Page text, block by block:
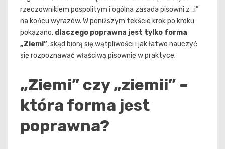
rzeczownikiem pospolitym i ogólna zasada pisowni z „i”
na końcu wyrazów. W poniższym tekście krok po kroku
pokazano, dlaczego poprawna jest tylko forma
„Ziemi”, skąd biorą się wątpliwości i jak łatwo nauczyć
się rozpoznawać właściwą pisownię w praktyce.
„Ziemi” czy „ziemii” –
która forma jest
poprawna?